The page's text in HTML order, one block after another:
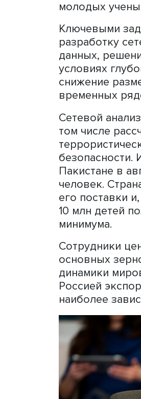
доклад
работе.
Фуад
четыре
премии по
молодых
Ключевыми
данных,
условиях
снижение
временных
Сетевой
том числе
Пакистане
человек.
его
10 млн
минимума.